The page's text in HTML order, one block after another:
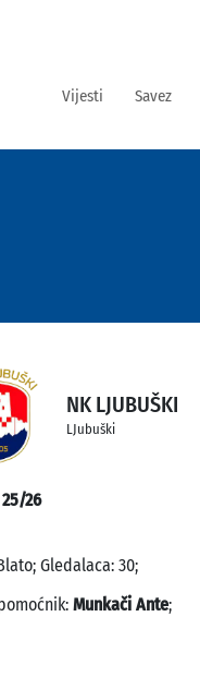
Vijesti Savez
NK LJUBUŠKI
LJubuški
26
Gledalaca: 30;
Munkači Ante;